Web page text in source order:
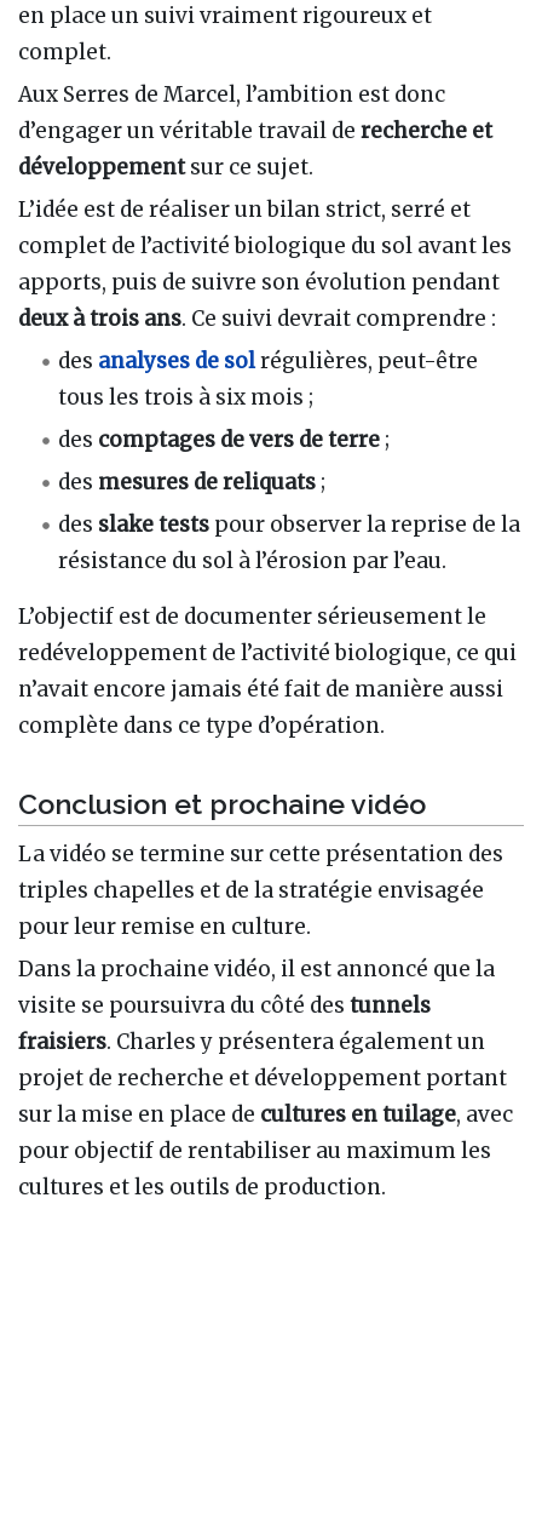
en place un suivi vraiment rigoureux et
complet.
Aux Serres de Marcel, l’ambition est donc
d’engager un véritable travail de recherche et
développementsur ce sujet.
L’idée est de réaliser un bilan strict, serré et
complet de l’activité biologique du sol avant les
apports, puis de suivre son évolution pendant
deux à trois ans. Ce suivi devrait comprendre :
des analyses de solrégulières, peut-être
tous les trois à six mois ;
des comptages de vers de terre ;
des mesures de reliquats ;
des slake tests pour observer la reprise de la
résistance du sol à l’érosion par l’eau.
L’objectif est de documenter sérieusement le
redéveloppement de l’activité biologique, ce qui
n’avait encore jamais été fait de manière aussi
complète dans ce type d’opération.
Conclusion et prochaine vidéo
La vidéo se termine sur cette présentation des
triples chapelles et de la stratégie envisagée
pour leur remise en culture.
Dans la prochaine vidéo, il est annoncé que la
visite se poursuivra du côté des tunnels
fraisiers. Charles y présentera également un
projet de recherche et développement portant
sur la mise en place de cultures en tuilage, avec
pour objectif de rentabiliser au maximum les
cultures et les outils de production.